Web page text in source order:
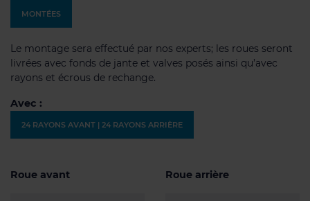
MONTÉES
Le montage sera effectué par nos experts; les roues seront
livrées avec fonds de jante et valves posés ainsi qu’avec
rayons et écrous de rechange.
Avec :
24 RAYONS AVANT | 24 RAYONS ARRIÈRE
Roue avant Roue arrière